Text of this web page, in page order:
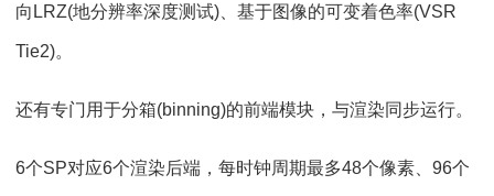
向LRZ(地分辨率深度测试)、基于图像的可变着色率(VSR
Tie2)。
还有专门用于分箱(binning)的前端模块，与渲染同步运行。
6个SP对应6个渲染后端，每时钟周期最多48个像素、96个